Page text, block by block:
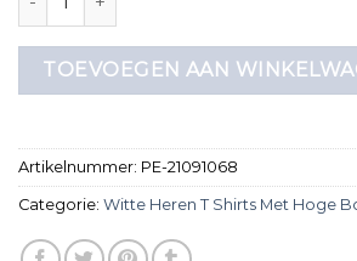
TOEVOEGEN AAN
Artikelnummer: PE-21091068
Categorie: Witte Heren T Shirts Met Hoge